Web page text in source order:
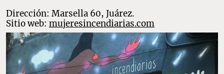
Dirección: Marsella 60, Juárez.
Sitio web: mujeresincendiarias.com